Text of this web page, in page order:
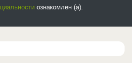
ознакомлен (а).